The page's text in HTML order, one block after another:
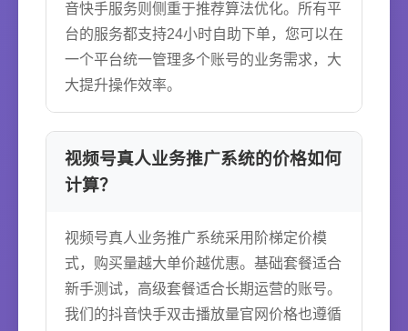
音快手服务则侧重于推荐算法优化。所有平
台的服务都支持24小时自助下单，您可以在
一个平台统一管理多个账号的业务需求，大
大提升操作效率。
视频号真人业务推广系统的价格如何
计算？
视频号真人业务推广系统采用阶梯定价模
式，购买量越大单价越优惠。基础套餐适合
新手测试，高级套餐适合长期运营的账号。
我们的抖音快手双击播放量官网价格也遵循